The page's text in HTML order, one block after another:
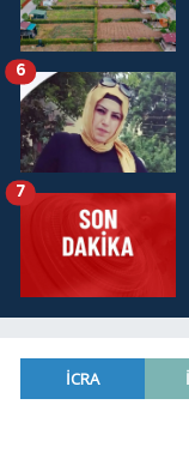
6
7